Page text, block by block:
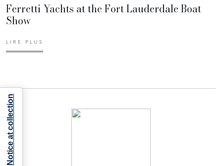
Ferretti Yachts at the Fort Lauderdale Boat
Show
LIRE PLUS
Notice at collection